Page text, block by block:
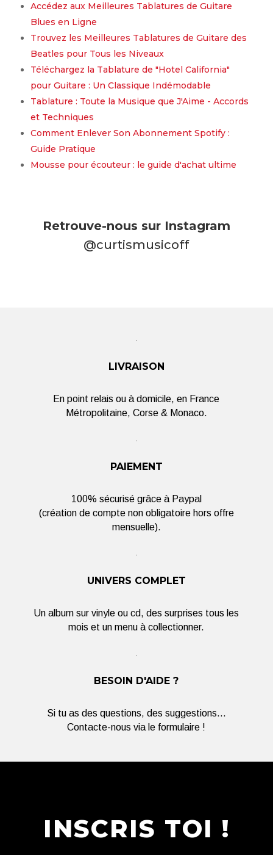
Accédez aux Meilleures Tablatures de Guitare
Blues en Ligne
Trouvez les Meilleures Tablatures de Guitare des
Beatles pour Tous les Niveaux
Téléchargez la Tablature de "Hotel California"
pour Guitare : Un Classique Indémodable
Tablature : Toute la Musique que J'Aime - Accords
et Techniques
Comment Enlever Son Abonnement Spotify :
Guide Pratique
Mousse pour écouteur : le guide d'achat ultime
Retrouve-nous sur Instagram
@curtismusicoff
LIVRAISON
En point relais ou à domicile, en France
Métropolitaine, Corse & Monaco.
PAIEMENT
100% sécurisé grâce à Paypal
(création de compte non obligatoire hors offre
mensuelle).
UNIVERS COMPLET
Un album sur vinyle ou cd, des surprises tous les
mois et un menu à collectionner.
BESOIN D'AIDE ?
Si tu as des questions, des suggestions...
Contacte-nous via le formulaire !
INSCRIS TOI !